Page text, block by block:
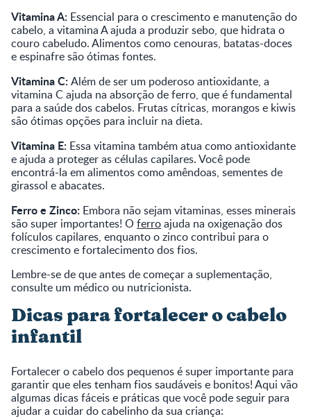
Vitamina A: Essencial para o crescimento e manutenção do
cabelo, a vitamina A ajuda a produzir sebo, que hidrata o
couro cabeludo. Alimentos como cenouras, batatas-doces
e espinafre são ótimas fontes.
Vitamina C:Além de ser um poderoso antioxidante, a
vitamina C ajuda na absorção de ferro, que é fundamental
para a saúde dos cabelos. Frutas cítricas, morangos e kiwis
são ótimas opções para incluir na dieta.
Vitamina E: Essa vitamina também atua como antioxidante
e ajuda a proteger as células capilares. Você pode
encontrá-la em alimentos como amêndoas, sementes de
girassol e abacates.
Ferro e Zinco: Embora não sejam vitaminas, esses minerais
são super importantes! O ferroajuda na oxigenação dos
folículos capilares, enquanto o zinco contribui para o
crescimento e fortalecimento dos fios.
Lembre-se de que antes de começar a suplementação,
consulte um médico ou nutricionista.
Dicas para fortalecer o cabelo
infantil
Fortalecer o cabelo dos pequenos é super importante para
garantir que eles tenham fios saudáveis e bonitos! Aqui vão
algumas dicas fáceis e práticas que você pode seguir para
ajudar a cuidar do cabelinho da sua criança: